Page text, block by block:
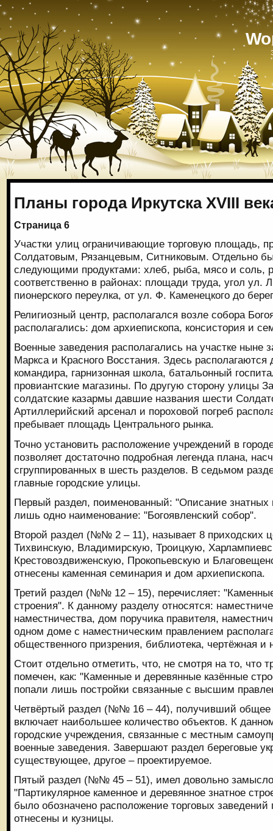
Планы города Иркутска XVIII
Страница 6
Участки улиц ограничивающие торговую площадь,
Солдатовым, Рязанцевым, Ситниковым. Отдельно
следующими продуктами: хлеб, рыба, мясо и соль,
соответственно в районах: площади труда, угол ул.
пионерского переулка, от ул. Ф. Каменецкого до
Религиозный центр, располагался возле собора
располагались: дом архиепископа, консистория и
Военные заведения располагались на участке
Маркса и Красного Восстания. Здесь располагаются
командира, гарнизонная школа, батальонный
провиантские магазины. По другую сторону улицы
солдатские казармы давшие названия шести
Артиллерийский арсенал и пороховой погреб
пребывает площадь Центрального рынка.
Точно установить расположение учреждений в
позволяет достаточно подробная легенда плана,
сгруппированных в шесть разделов. В седьмом
главные городские улицы.
Первый раздел, поименованный: "Описание знатных
лишь одно наименование: "Богоявленский собор".
Второй раздел (№№ 2 – 11), называет 8 приходских
Тихвинскую, Владимирскую, Троицкую,
Крестовоздвиженскую, Прокопьевскую и
отнесены каменная семинария и дом архиепископа.
Третий раздел (№№ 12 – 15), перечисляет:
строения". К данному разделу относятся:
наместничества, дом поручика правителя,
одном доме с наместническим правлением
общественного призрения, библиотека, чертёжная и
Стоит отдельно отметить, что, не смотря на то, что
помечен, как: "Каменные и деревянные казённые
попали лишь постройки связанные с высшим
Четвёртый раздел (№№ 16 – 44), получивший общее
включает наибольшее количество объектов. К
городские учреждения, связанные с местным
военные заведения. Завершают раздел береговые
существующее, другое – проектируемое.
Пятый раздел (№№ 45 – 51), имел довольно
"Партикулярное каменное и деревянное знатное
было обозначено расположение торговых
отнесены и кузницы.